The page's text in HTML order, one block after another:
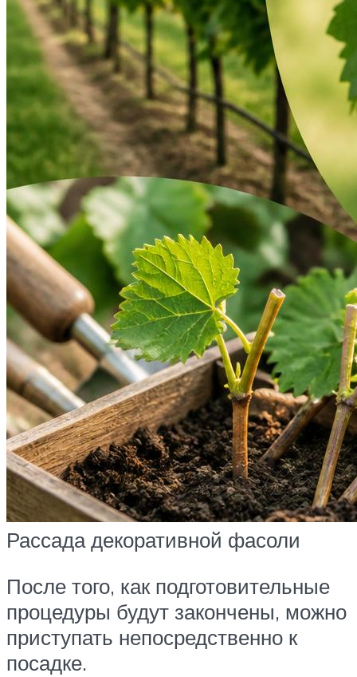
Рассада декоративной фасоли
После того, как подготовительные
процедуры будут закончены, можно
приступать непосредственно к
посадке.